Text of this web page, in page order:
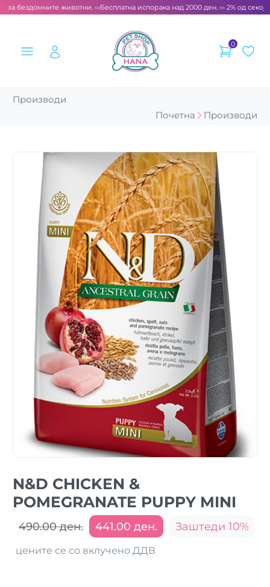
бездомните животни. ‹‹‹ Бесплатна испорака над 2000 ден. ››› 2% од
0
Производи
Почетна
Производи
N&D CHICKEN &
POMEGRANATE PUPPY MINI
490.00 ден. 441.00 ден. Заштеди 10%
цените се со вклучено ДДВ